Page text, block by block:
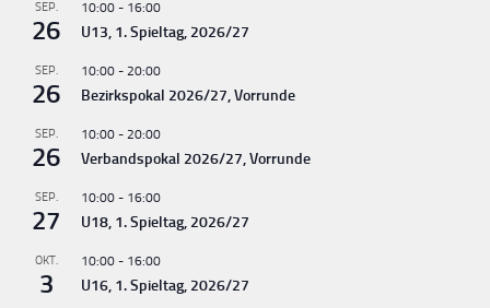
SEP.
26
10:00 - 16:00
U13, 1. Spieltag, 2026/27
SEP.
26
10:00 - 20:00
Bezirkspokal 2026/27, Vorrunde
SEP.
26
10:00 - 20:00
Verbandspokal 2026/27, Vorrunde
SEP.
27
10:00 - 16:00
U18, 1. Spieltag, 2026/27
OKT.
3
10:00 - 16:00
U16, 1. Spieltag, 2026/27